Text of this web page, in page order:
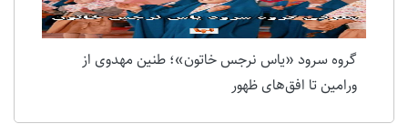
گروه سرود «یاس نرجس خاتون»؛ طنین مهدوی از
ورامین تا افق‌های ظهور